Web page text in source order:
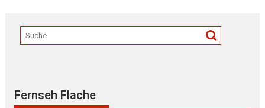
Fernseh Flache